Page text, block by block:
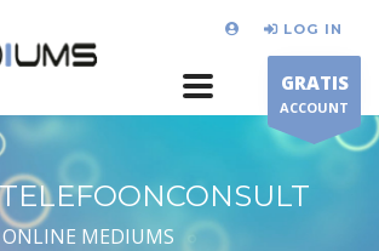
LOG IN
GRATIS
ACCOUNT
MEDIUMS